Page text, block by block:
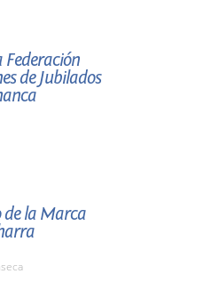
Federación
de Jubilados
de la Marca